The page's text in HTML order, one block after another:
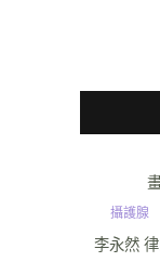
李永然
攝護腺